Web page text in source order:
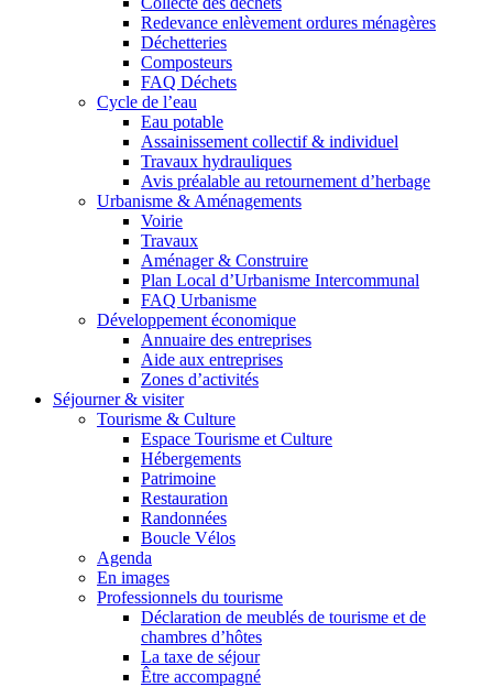
Redevance enlèvement ordures ménagères
Déchetteries
Composteurs
FAQ Déchets
Cycle de l’eau
Eau potable
Assainissement collectif & individuel
Travaux hydrauliques
Avis préalable au retournement d’herbage
Urbanisme & Aménagements
Voirie
Travaux
Aménager & Construire
Plan Local d’Urbanisme Intercommunal
FAQ Urbanisme
Développement économique
Annuaire des entreprises
Aide aux entreprises
Zones d’activités
Séjourner & visiter
Tourisme & Culture
Espace Tourisme et Culture
Hébergements
Patrimoine
Restauration
Randonnées
Boucle Vélos
Agenda
En images
Professionnels du tourisme
Déclaration de meublés de tourisme et de
chambres d’hôtes
La taxe de séjour
Être accompagné